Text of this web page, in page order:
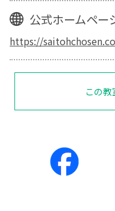
公式ホームペー
https://
この